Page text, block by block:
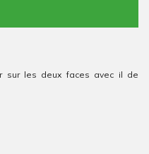
les deux faces avec il de